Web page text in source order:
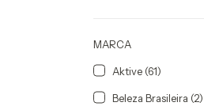
MARCA
Aktive (61)
Beleza Brasileira (2)